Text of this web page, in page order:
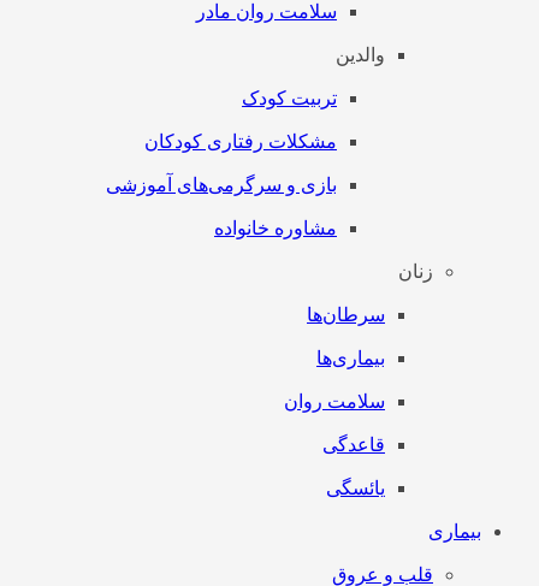
سلامت روان مادر
والدین
تربیت کودک
مشکلات رفتاری کودکان
بازی و سرگرمی‌های آموزشی
مشاوره خانواده
زنان
سرطان‌‌ها
بیماری‌ها
سلامت روان
قاعدگی
یائسگی
بیماری
قلب و عروق